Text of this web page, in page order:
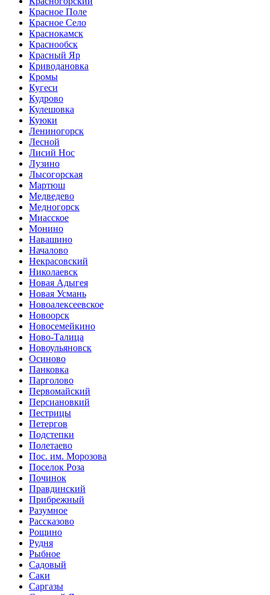
Красное Поле
Красное Село
Краснокамск
Краснообск
Красный Яр
Криводановка
Кромы
Кугеси
Кудрово
Кулешовка
Куюки
Лениногорск
Лесной
Лисий Нос
Лузино
Лысогорская
Мартюш
Медведево
Медногорск
Миасское
Монино
Навашино
Началово
Некрасовский
Николаевск
Новая Адыгея
Новая Усмань
Новоалексеевское
Новоорск
Новосемейкино
Ново-Талица
Новоульяновск
Осиново
Панковка
Парголово
Первомайский
Персиановкий
Пестрицы
Петергов
Подстепки
Полетаево
Пос. им. Морозова
Поселок Роза
Починок
Правдинский
Прибрежный
Разумное
Рассказово
Рощино
Рудня
Рыбное
Садовый
Саки
Саргазы